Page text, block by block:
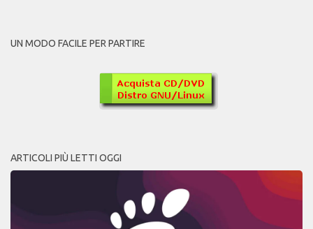
UN MODO FACILE PER PARTIRE
ARTICOLI PIÙ LETTI OGGI